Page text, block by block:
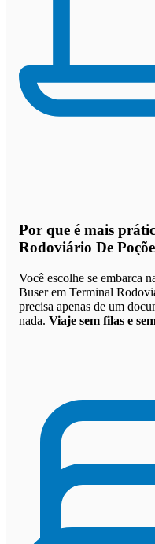
Por que é mais
Rodoviário De
Você escolhe se embarca
Buser em Terminal
precisa apenas de um
nada. Viaje sem filas e